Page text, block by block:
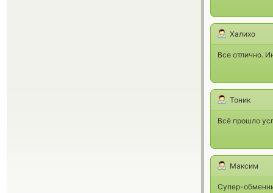
Халихо
Все отлично.
Тоник
Всё прошло
Максим
Супер-